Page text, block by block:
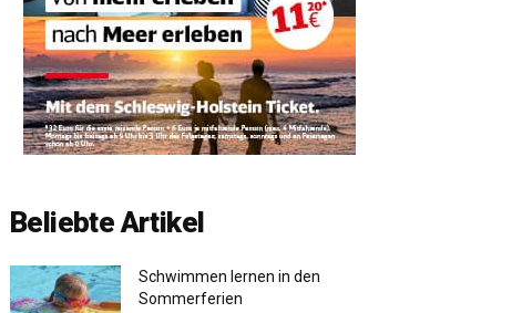
Beliebte Artikel
Schwimmen lernen in den
Sommerferien